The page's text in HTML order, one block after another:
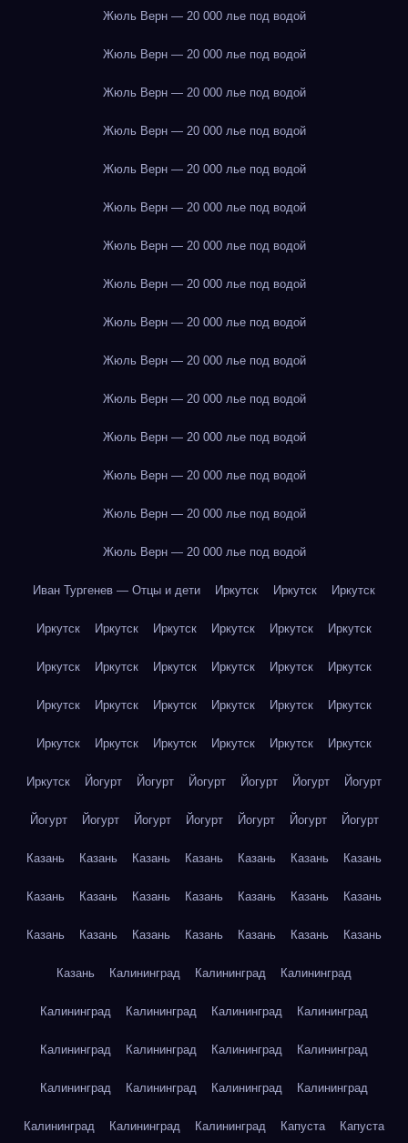
Жюль Верн — 20 000 лье под водой
Жюль Верн — 20 000 лье под водой
Жюль Верн — 20 000 лье под водой
Жюль Верн — 20 000 лье под водой
Жюль Верн — 20 000 лье под водой
Жюль Верн — 20 000 лье под водой
Жюль Верн — 20 000 лье под водой
Жюль Верн — 20 000 лье под водой
Жюль Верн — 20 000 лье под водой
Жюль Верн — 20 000 лье под водой
Жюль Верн — 20 000 лье под водой
Жюль Верн — 20 000 лье под водой
Жюль Верн — 20 000 лье под водой
Жюль Верн — 20 000 лье под водой
Жюль Верн — 20 000 лье под водой
Иван Тургенев — Отцы и дети Иркутск Иркутск Иркутск
Иркутск Иркутск Иркутск Иркутск Иркутск Иркутск
Иркутск Иркутск Иркутск Иркутск Иркутск Иркутск
Иркутск Иркутск Иркутск Иркутск Иркутск Иркутск
Иркутск Иркутск Иркутск Иркутск Иркутск Иркутск
Иркутск Йогурт Йогурт Йогурт Йогурт Йогурт Йогурт
Йогурт Йогурт Йогурт Йогурт Йогурт Йогурт Йогурт
Казань Казань Казань Казань Казань Казань Казань
Казань Казань Казань Казань Казань Казань Казань
Казань Казань Казань Казань Казань Казань Казань
Казань Калининград Калининград Калининград
Калининград Калининград Калининград Калининград
Калининград Калининград Калининград Калининград
Калининград Калининград Калининград Калининград
Калининград Калининград Калининград Капуста Капуста